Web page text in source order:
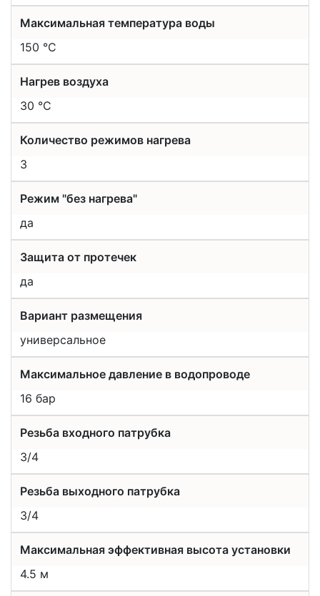
Максимальная температура воды
150 °С
Нагрев воздуха
30 °С
Количество режимов нагрева
3
Режим "без нагрева"
да
Защита от протечек
да
Вариант размещения
универсальное
Максимальное давление в водопроводе
16 бар
Резьба входного патрубка
3/4
Резьба выходного патрубка
3/4
Максимальная эффективная высота установки
4.5 м